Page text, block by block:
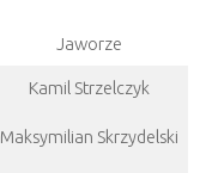
Jaworze
Kamil Strzelczyk
Maksymilian Skrzydelski